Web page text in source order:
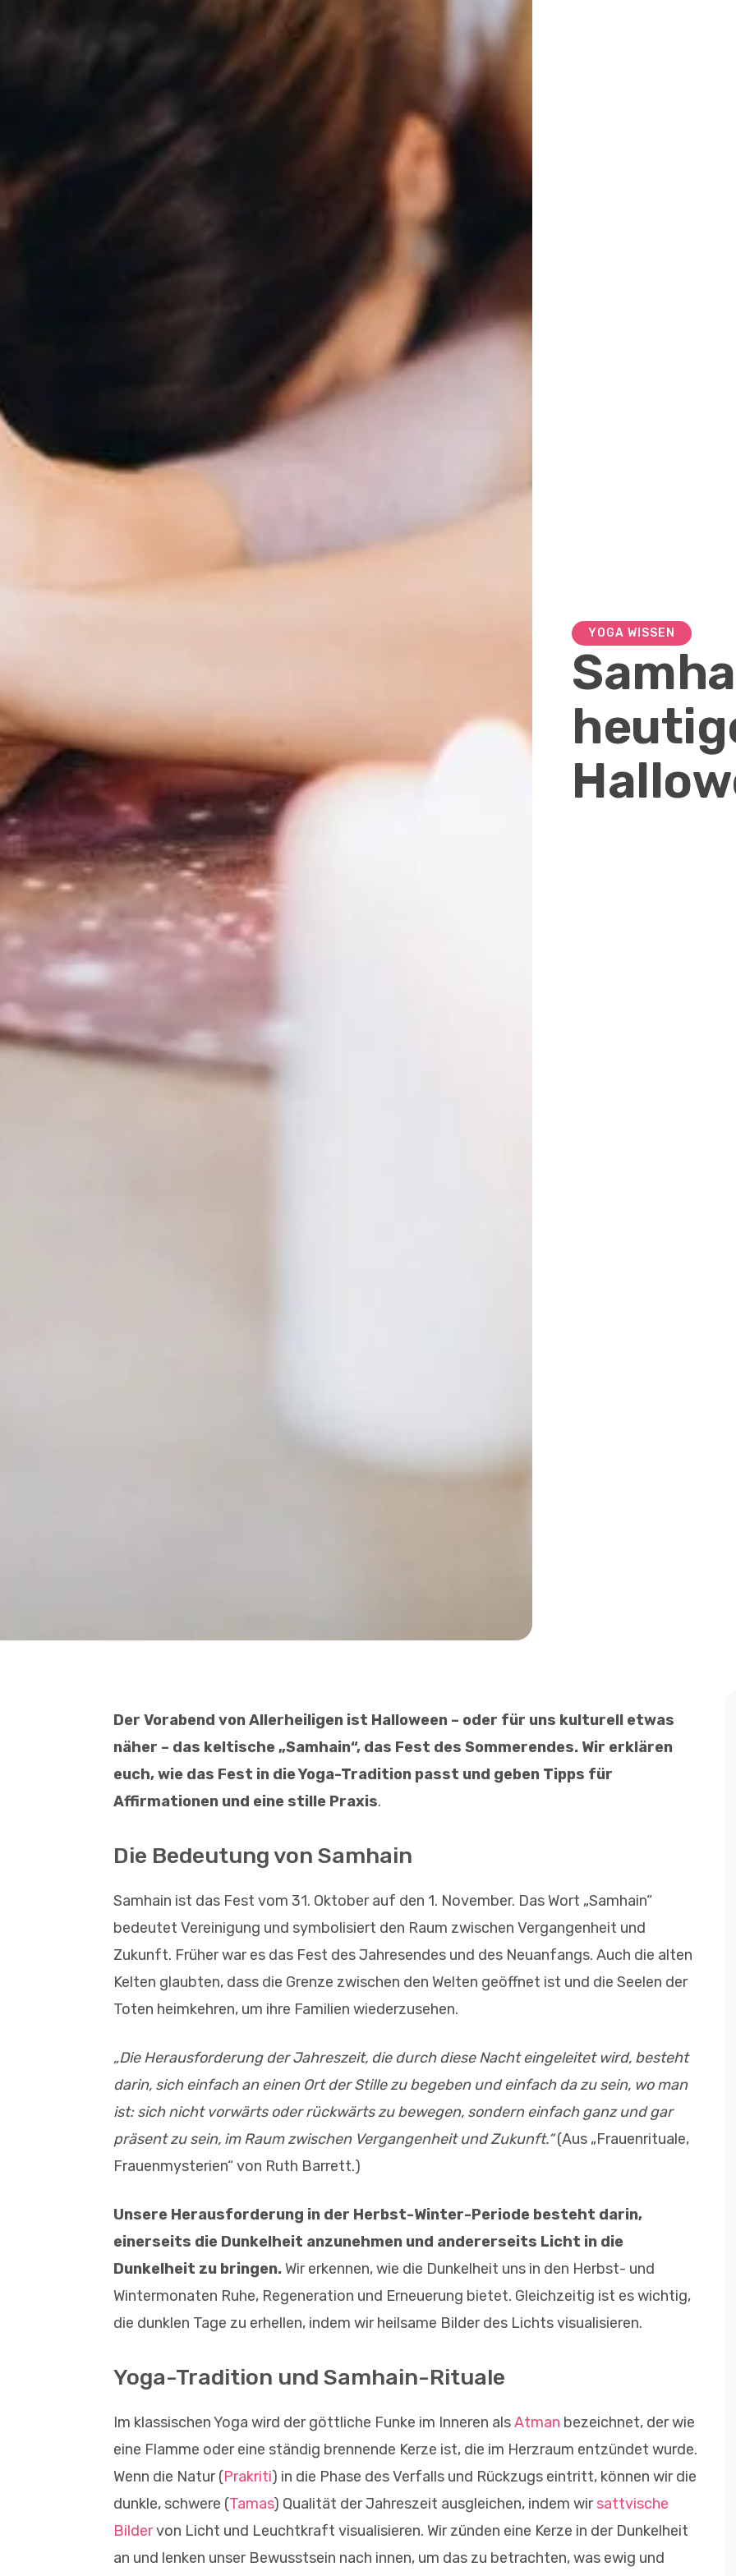
YOGA WISSEN
Der Vorabend von Allerheiligen ist Halloween – oder für uns kulturell etwas
näher – das keltische „Samhain“, das Fest des Sommerendes. Wir erklären
euch, wie das Fest in die Yoga-Tradition passt und geben Tipps für
Affirmationen und eine stille Praxis.
Die Bedeutung von Samhain
Samhain ist das Fest vom 31. Oktober auf den 1. November. Das Wort „Samhain“
bedeutet Vereinigung und symbolisiert den Raum zwischen Vergangenheit und
Zukunft. Früher war es das Fest des Jahresendes und des Neuanfangs. Auch die alten
Kelten glaubten, dass die Grenze zwischen den Welten geöffnet ist und die Seelen der
Toten heimkehren, um ihre Familien wiederzusehen.
„Die Herausforderung der Jahreszeit, die durch diese Nacht eingeleitet wird, besteht
darin, sich einfach an einen Ort der Stille zu begeben und einfach da zu sein, wo man
ist: sich nicht vorwärts oder rückwärts zu bewegen, sondern einfach ganz und gar
präsent zu sein, im Raum zwischen Vergangenheit und Zukunft.“(Aus „Frauenrituale,
Frauenmysterien“ von Ruth Barrett.)
Unsere Herausforderung in der Herbst-Winter-Periode besteht darin,
einerseits die Dunkelheit anzunehmen und andererseits Licht in die
Dunkelheit zu bringen.Wir erkennen, wie die Dunkelheit uns in den Herbst- und
Wintermonaten Ruhe, Regeneration und Erneuerung bietet. Gleichzeitig ist es wichtig,
die dunklen Tage zu erhellen, indem wir heilsame Bilder des Lichts visualisieren.
Yoga-Tradition und Samhain-Rituale
Im klassischen Yoga wird der göttliche Funke im Inneren alsAtman bezeichnet, der wie
eine Flamme oder eine ständig brennende Kerze ist, die im Herzraum entzündet wurde.
Wenn die Natur (Prakriti) in die Phase des Verfalls und Rückzugs eintritt, können wir die
dunkle, schwere (Tamas) Qualität der Jahreszeit ausgleichen, indem wirsattvische
Bildervon Licht und Leuchtkraft visualisieren. Wir zünden eine Kerze in der Dunkelheit
an und lenken unser Bewusstsein nach innen, um das zu betrachten, was ewig und